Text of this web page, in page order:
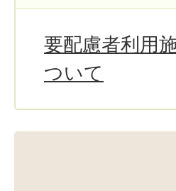
要配慮者利用
ついて